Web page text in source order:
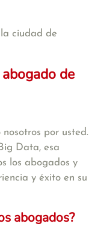
ciudad de
de
nosotros por usted.
Data, esa
los abogados y
y éxito en su
abogados?